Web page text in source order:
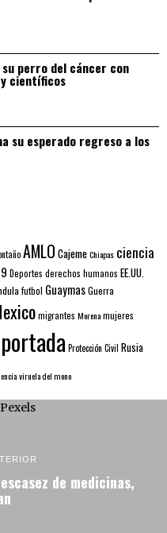
perro del cáncer con
científicos
su esperado regreso a los
AMLO CajemeChiapas ciencia
Deportes derechos humanos EE.UU.
futbol GuaymasGuerra
migrantes Morenamujeres
portada Protección Civil Rusia
viruela del mono
de medicinas,